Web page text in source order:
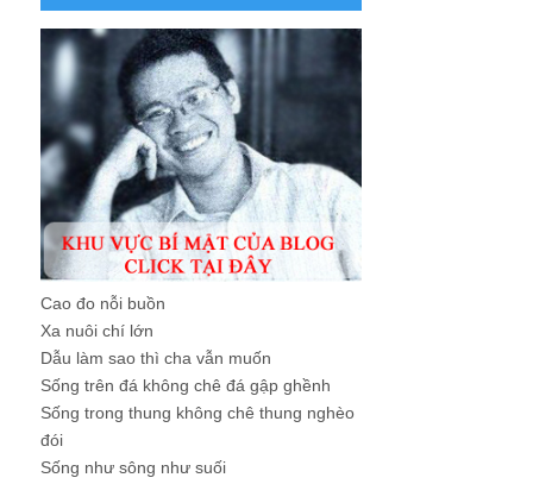
Cao đo nỗi buồn
Xa nuôi chí lớn
Dẫu làm sao thì cha vẫn muốn
Sống trên đá không chê đá gập ghềnh
Sống trong thung không chê thung nghèo
đói
Sống như sông như suối